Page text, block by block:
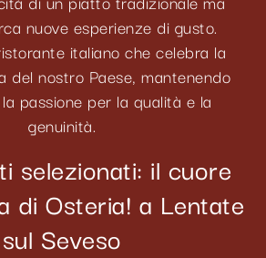
nuove esperienze di gusto.
italiano che celebra la
del nostro Paese, mantenendo
passione per la qualità e la
genuinità.
selezionati: il cuore
di Osteria! a Lentate
sul Seveso